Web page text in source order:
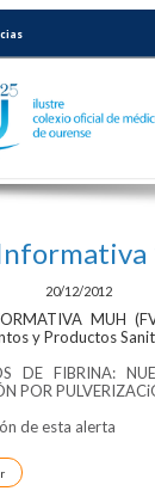
20/12/2012
MUH
y Productos
DE FIBRINA:
POR
de esta alerta